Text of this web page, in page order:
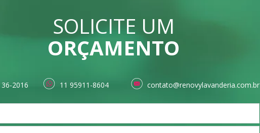
SOLICITE UM
ORÇAMENTO
2016 11 95911-8604 contato@renovylavanderia.com.br